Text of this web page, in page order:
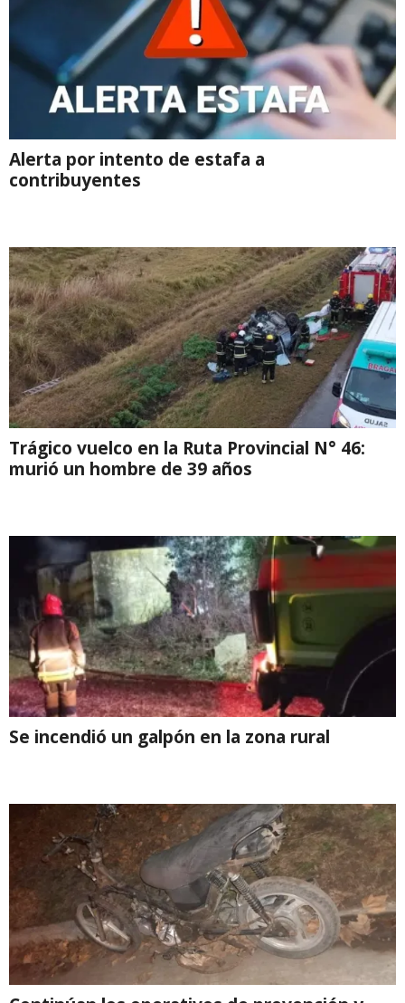
Alerta por intento de estafa a
contribuyentes
Trágico vuelco en la Ruta Provincial N° 46:
murió un hombre de 39 años
Se incendió un galpón en la zona rural